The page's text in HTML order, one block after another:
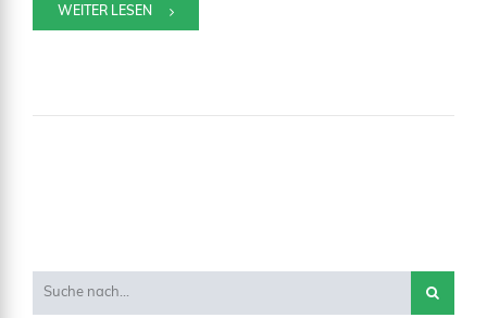
WEITER LESEN